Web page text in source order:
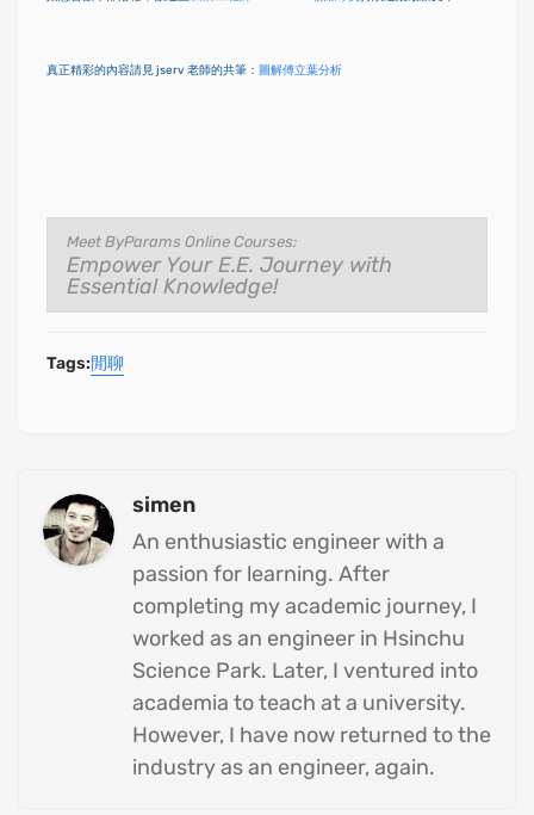
真正精彩的內容請見 jserv 老師的共筆： 圖解傅立葉分析
Meet ByParams Online Courses:
Empower Your E.E. Journey with
Essential Knowledge!
Tags:閒聊
simen
An enthusiastic engineer with a
passion for learning. After
completing my academic journey, I
worked as an engineer in Hsinchu
Science Park. Later, I ventured into
academia to teach at a university.
However, I have now returned to the
industry as an engineer, again.